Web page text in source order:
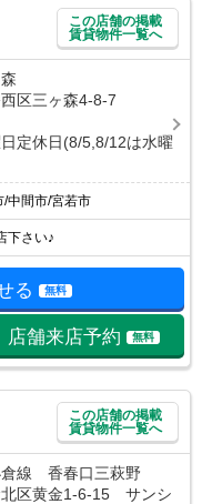
この店舗の掲載
賃貸物件一覧へ
西区三ヶ森4-8-7
定休日(8/5,8/12は水曜
中間市/宮若市
下さい♪
る 無料
店舗来店予約 無料
この店舗の掲載
賃貸物件一覧へ
倉線 香春口三萩野
北区黄金1-6-15 サンシ